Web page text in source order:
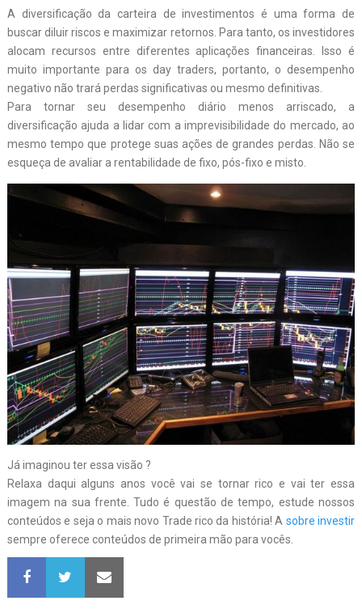
A diversificação da carteira de investimentos é uma forma de
buscar diluir riscos e maximizar retornos. Para tanto, os investidores
alocam recursos entre diferentes aplicações financeiras. Isso é
muito importante para os day traders, portanto, o desempenho
negativo não trará perdas significativas ou mesmo definitivas.
Para tornar seu desempenho diário menos arriscado, a
diversificação ajuda a lidar com a imprevisibilidade do mercado, ao
mesmo tempo que protege suas ações de grandes perdas. Não se
esqueça de avaliar a rentabilidade de fixo, pós-fixo e misto.
Já imaginou ter essa visão ?
Relaxa daqui alguns anos você vai se tornar rico e vai ter essa
imagem na sua frente. Tudo é questão de tempo, estude nossos
conteúdos e seja o mais novo Trade rico da história! A sobre investir
sempre oferece conteúdos de primeira mão para vocês.